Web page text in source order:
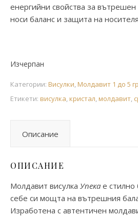
енергийни свойства за вътрешен
носи баланс и защита на
Изчерпан
Категории: Висулки,Молдавит 1 до 5
Етикети: висулка,кристал,молдавит,
Описание
ОПИСАНИЕ
Молдавит висулка Упека е стилно
себе си мощта на вътрешния
Изработена с автентичен